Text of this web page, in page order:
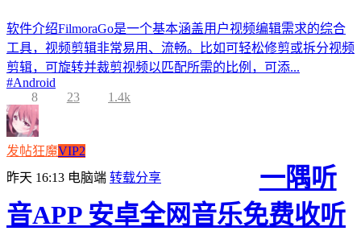
软件介绍FilmoraGo是一个基本涵盖用户视频编辑需求的综合
工具，视频剪辑非常易用、流畅。比如可轻松修剪或拆分视频
剪辑，可旋转并裁剪视频以匹配所需的比例，可添...
#Android
8
23 1.4k
发帖狂魔VIP2
昨天 16:13 电脑端 转载分享
一隅听
音APP 安卓全网音乐免费收听